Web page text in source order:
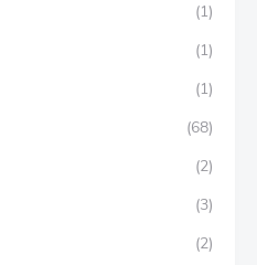
(1)
(1)
(1)
(68)
(2)
(3)
(2)